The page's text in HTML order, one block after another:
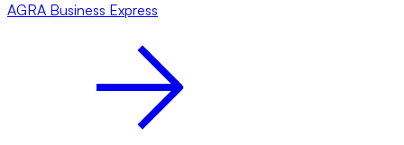
AGRA Business Express